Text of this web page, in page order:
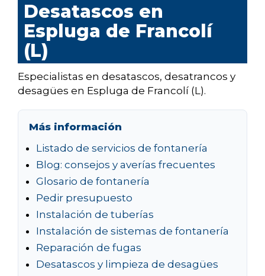
Desatascos en
Espluga de Francolí
(L)
Especialistas en desatascos, desatrancos y
desagües en Espluga de Francolí (L).
Más información
Listado de servicios de fontanería
Blog: consejos y averías frecuentes
Glosario de fontanería
Pedir presupuesto
Instalación de tuberías
Instalación de sistemas de fontanería
Reparación de fugas
Desatascos y limpieza de desagües